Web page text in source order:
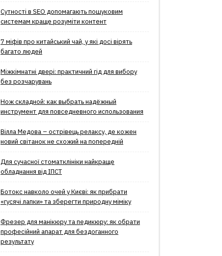
Сутності в SEO допомагають пошуковим
системам краще розуміти контент
7 міфів про китайський чай, у які досі вірять
багато людей
Міжкімнатні двері: практичний гід для вибору
без розчарувань
Нож складной: как выбрать надёжный
инструмент для повседневного использования
Вілла Медова – острівець релаксу, де кожен
новий світанок не схожий на попередній
Для сучасної стоматклініки найкраще
обладнання від ІПСТ
Ботокс навколо очей у Києві: як прибрати
«гусячі лапки» та зберегти природну міміку
Фрезер для манікюру та педикюру: як обрати
професійний апарат для бездоганного
результату